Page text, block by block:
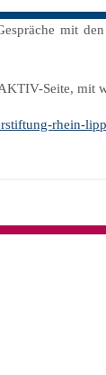
mit
Seite, mit
rhein-